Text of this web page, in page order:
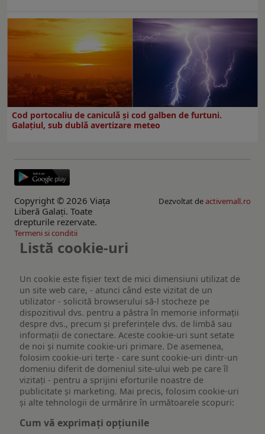
Cod portocaliu de caniculă și cod galben de furtuni.
Galațiul, sub dublă avertizare meteo
Copyright © 2026 Viaţa
Liberă Galaţi. Toate
drepturile rezervate.
Dezvoltat deactivemall.ro
Termeni si conditii
Listă cookie-uri
Un cookie este fişier text de mici dimensiuni utilizat de
un site web care, - atunci când este vizitat de un
utilizator - solicită browserului să-l stocheze pe
dispozitivul dvs. pentru a păstra în memorie informații
despre dvs., precum și preferințele dvs. de limbă sau
informații de conectare. Aceste cookie-uri sunt setate
de noi și numite cookie-uri primare. De asemenea,
folosim cookie-uri terțe - care sunt cookie-uri dintr-un
domeniu diferit de domeniul site-ului web pe care îl
vizitați - pentru a sprijini eforturile noastre de
publicitate și marketing. Mai precis, folosim cookie-uri
și alte tehnologii de urmărire în următoarele scopuri:
Cum vă exprimați opțiunile